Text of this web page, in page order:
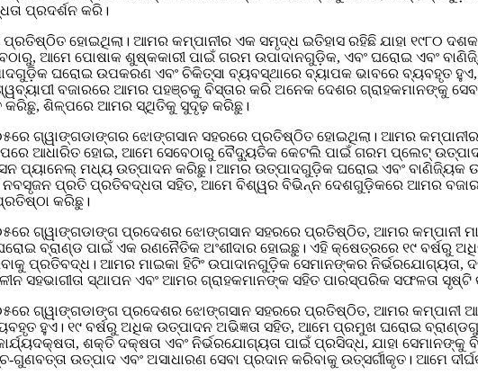
ପ୍ରଦର୍ଶନ କରି।
ହୋଇଥିଲା। ଆମର କମ୍ପାନୀର ଏକ ସମୃଦ୍ଧ ଇତିହାସ ରହିଛି ଯାହା ୧୯୮୦
ଆମେ ପୋଷାକ ଶୁଷ୍କକାରୀ ପାଇଁ ଗରମ ଉପାଦାନଗୁଡ଼ିକ, ଏବଂ ଘରୋଇ ଏବଂ
ଘରୋଇ ଉପକରଣ ଏବଂ ଚିକିତ୍ସା ବ୍ୟବସ୍ଥାରେ ବ୍ୟାପକ ଭାବରେ ବ୍ୟବହୃତ ହୁଏ,
ବଜାରରେ ଆମର ପହଞ୍ଚକୁ ବିସ୍ତାର କରି ଅନେକ ଦେଶର ଗ୍ରାହକମାନଙ୍କୁ
କରିଛୁ, ଶିଳ୍ପରେ ଆମର ସ୍ଥିତିକୁ ସୁଦୃଢ଼ ​​କରିଛୁ।
ଗ୍ୱାଙ୍ଗଡାଙ୍ଗର ଝୋଙ୍ଗସାନ ସହରରେ ପ୍ରତିଷ୍ଠିତ ହୋଇଥିଲା। ଆମର
ଆଧାରିତ ହୋଇ, ଆମେ ସେବେଠାରୁ ବୈଦ୍ୟୁତିକ କେଟଲି ପାଇଁ ଗରମ ପ୍ଲେଟ୍
ମଧ୍ୟ ଉତ୍ପାଦନ କରିଛୁ। ଆମର ଉତ୍ପାଦଗୁଡ଼ିକ ଘରୋଇ ଏବଂ ବାଣିଜ୍ୟିକ
ନବସୃଜନ ପ୍ରତି ପ୍ରତିବଦ୍ଧତା ସହିତ, ଆମେ ବିଶ୍ୱର ବିଭିନ୍ନ ଦେଶଗୁଡ଼ିକରେ ଆମର
କରିଛୁ।
ପ୍ରଦେଶର ଝୋଙ୍ଗସାନ ସହରରେ ପ୍ରତିଷ୍ଠିତ, ଆମର କମ୍ପାନୀ
ବ୍ରାଣ୍ଡ ପାଇଁ ଏକ ରଣନୈତିକ ଅଂଶୀଦାର ହୋଇଛୁ। ଏହି କ୍ଷେତ୍ରରେ ୧୯ ବର୍ଷରୁ
ପ୍ରତିବଦ୍ଧ। ଆମର ମାଇକା ହିଟିଂ ଉପାଦାନଗୁଡ଼ିକ ସେମାନଙ୍କର ନିର୍ଭରଯୋଗ୍ୟତା,
ସହଭାଗୀତା ସ୍ଥାପନ ଏବଂ ଆମର ଗ୍ରାହକମାନଙ୍କ ସହିତ ପାରସ୍ପରିକ ସଫଳତା
ଗ୍ୱାଙ୍ଗଡାଙ୍ଗ ପ୍ରଦେଶର ଝୋଙ୍ଗସାନ ସହରରେ ପ୍ରତିଷ୍ଠିତ, ଆମର କମ୍ପାନୀ
ହୁଏ। ୧୯ ବର୍ଷରୁ ଅଧିକ ଉତ୍ପାଦନ ଅଭିଜ୍ଞତା ସହିତ, ଆମେ ପ୍ରମୁଖ ଘରୋଇ
ଶକ୍ତି ଦକ୍ଷତା ଏବଂ ନିର୍ଭରଯୋଗ୍ୟତା ପାଇଁ ପ୍ରସିଦ୍ଧ, ଯାହା
ଉତ୍ପାଦ ଏବଂ ଅସାଧାରଣ ସେବା ପ୍ରଦାନ କରିବାକୁ ଉତ୍ସର୍ଗୀକୃତ। ଆମେ